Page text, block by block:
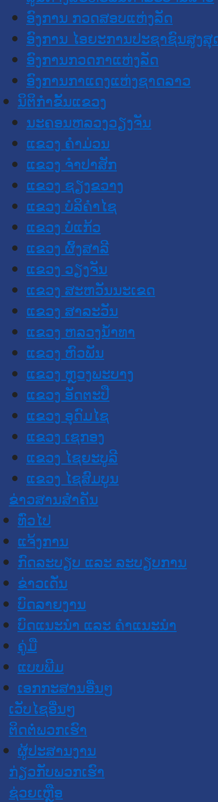
ອົງການ ກວດສອບແຫ່ງລັດ
ອົງການ ໄອຍະການປະຊາຊົນສູງສຸ
ອົງການກວດກາແຫ່ງລັດ
ອົງການກາແດງແຫ່ງຊາດລາວ
ນິຕິກໍາຂັ້ນແຂວງ
ນະ​ຄອນ​ຫລວງວຽງຈັນ
ແຂວງ ຄໍາມ່ວນ
ແຂວງ ຈໍາປາສັກ
ແຂວງ ຊຽງຂວາງ
ແຂວງ ບໍລິຄໍາໄຊ
ແຂວງ ບໍ່ແກ້ວ
ແຂວງ ຜົ້ງສາລີ
ແຂວງ ວຽງຈັນ
ແຂວງ ສະຫວັນນະເຂດ
ແຂວງ ສາລະວັນ
ແຂວງ ຫລວງນໍ້າທາ
ແຂວງ ຫົວພັນ
ແຂວງ ຫຼວງພະບາງ
ແຂວງ ອັດຕະປື
ແຂວງ ອຸດົມໄຊ
ແຂວງ ເຊກອງ
ແຂວງ ໄຊຍະບູລີ
ແຂວງ ໄຊສົມບູນ
ຂ່າວສານສໍາຄັນ
​ທົ່ວ​ໄປ
ແຈ້ງການ
ກົດລະບຽບ ແລະ ລະບຽບການ
ຂ່າວເດັ່ນ
ບົດລາຍງານ
ບົດແນະນໍາ ແລະ ຄໍາແນະນໍາ
ຄູ່ມື
ແບບພີມ
ເອກກະສານອື່ນໆ
ເວັບໄຊອື່ນໆ
ຕິດຕໍ່ພວກເຮົາ
ຜູ້ປະສານງານ
ກ່ຽວກັບພວກເຮົາ
ຊ່ວຍເຫຼືອ